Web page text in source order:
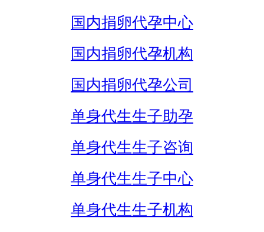
国内捐卵代孕中心
国内捐卵代孕机构
国内捐卵代孕公司
单身代生生子助孕
单身代生生子咨询
单身代生生子中心
单身代生生子机构